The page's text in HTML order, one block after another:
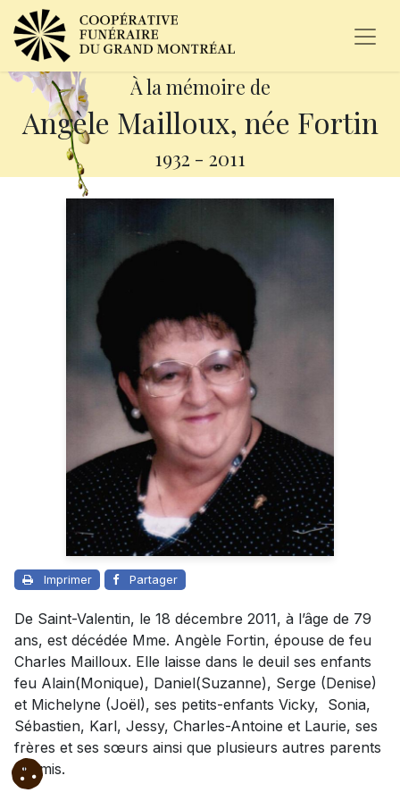
À la mémoire de
Angèle Mailloux, née Fortin
1932 - 2011
Imprimer Partager
De Saint-Valentin, le 18 décembre 2011, à l’âge de 79
ans, est décédée Mme. Angèle Fortin, épouse de feu
Charles Mailloux. Elle laisse dans le deuil ses enfants
feu Alain(Monique), Daniel(Suzanne), Serge (Denise)
et Michelyne (Joël), ses petits-enfants Vicky, Sonia,
Sébastien, Karl, Jessy, Charles-Antoine et Laurie, ses
frères et ses sœurs ainsi que plusieurs autres parents
et amis.